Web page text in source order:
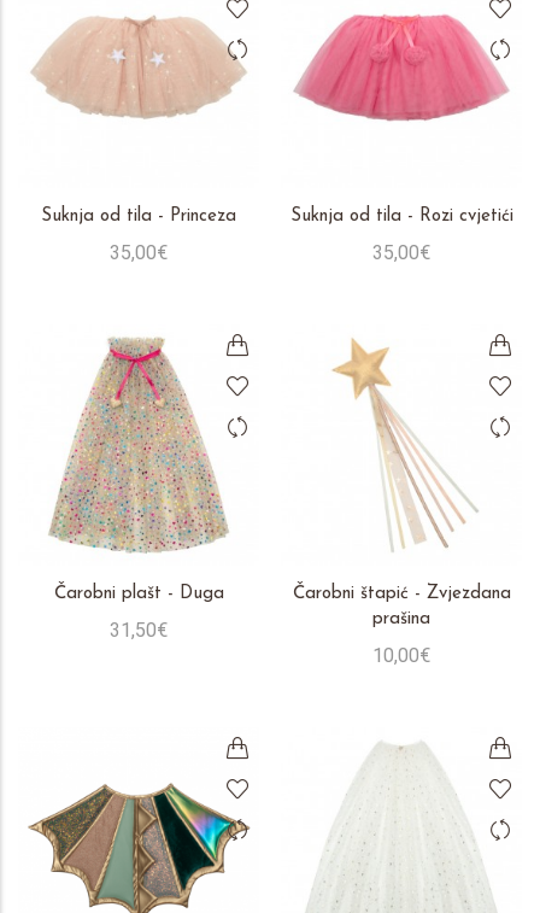
Suknja od tila - Princeza
35,00€
Suknja od tila - Rozi cvjetići
35,00€
Čarobni plašt - Duga
31,50€
Čarobni štapić - Zvjezdana
prašina
10,00€